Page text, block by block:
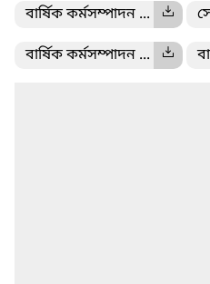
বার্ষিক কর্মসম্পাদন ...
বার্ষিক কর্মসম্পাদন ...